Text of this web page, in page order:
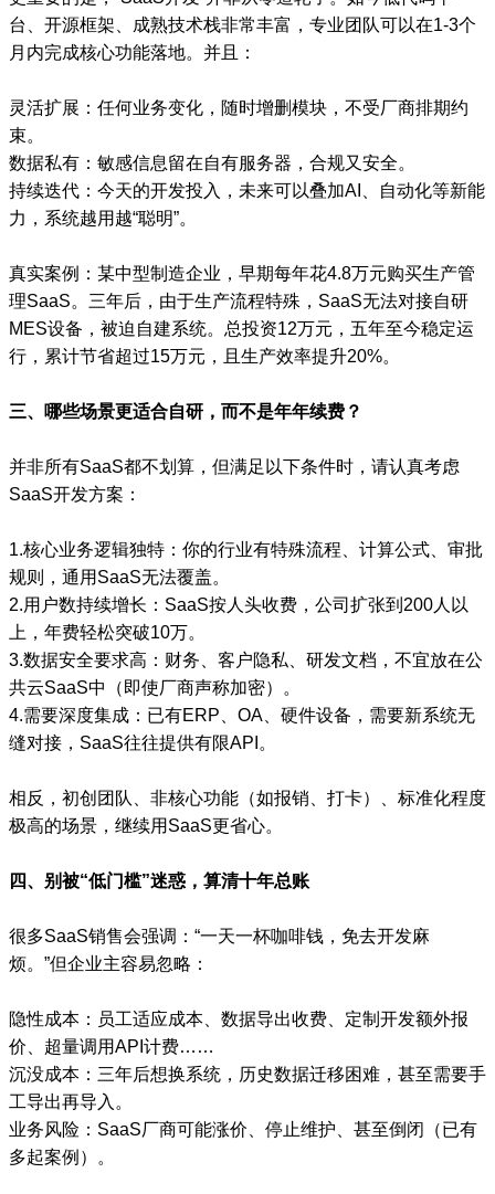
台、开源框架、成熟技术栈非常丰富，专业团队可以在1-3个
月内完成核心功能落地。并且：
灵活扩展：任何业务变化，随时增删模块，不受厂商排期约
束。
数据私有：敏感信息留在自有服务器，合规又安全。
持续迭代：今天的开发投入，未来可以叠加AI、自动化等新能
力，系统越用越“聪明”。
真实案例：某中型制造企业，早期每年花4.8万元购买生产管
理SaaS。三年后，由于生产流程特殊，SaaS无法对接自研
MES设备，被迫自建系统。总投资12万元，五年至今稳定运
行，累计节省超过15万元，且生产效率提升20%。
三、哪些场景更适合自研，而不是年年续费？
并非所有SaaS都不划算，但满足以下条件时，请认真考虑
SaaS开发方案：
1.核心业务逻辑独特：你的行业有特殊流程、计算公式、审批
规则，通用SaaS无法覆盖。
2.用户数持续增长：SaaS按人头收费，公司扩张到200人以
上，年费轻松突破10万。
3.数据安全要求高：财务、客户隐私、研发文档，不宜放在公
共云SaaS中（即使厂商声称加密）。
4.需要深度集成：已有ERP、OA、硬件设备，需要新系统无
缝对接，SaaS往往提供有限API。
相反，初创团队、非核心功能（如报销、打卡）、标准化程度
极高的场景，继续用SaaS更省心。
四、别被“低门槛”迷惑，算清十年总账
很多SaaS销售会强调：“一天一杯咖啡钱，免去开发麻
烦。”但企业主容易忽略：
隐性成本：员工适应成本、数据导出收费、定制开发额外报
价、超量调用API计费……
沉没成本：三年后想换系统，历史数据迁移困难，甚至需要手
工导出再导入。
业务风险：SaaS厂商可能涨价、停止维护、甚至倒闭（已有
多起案例）。